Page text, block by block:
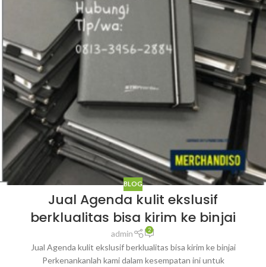
BLOG
Jual Agenda kulit ekslusif
berklualitas bisa kirim ke binjai
admin 2
Jual Agenda kulit ekslusif berklualitas bisa kirim ke binjai
Perkenankanlah kami dalam kesempatan ini untuk